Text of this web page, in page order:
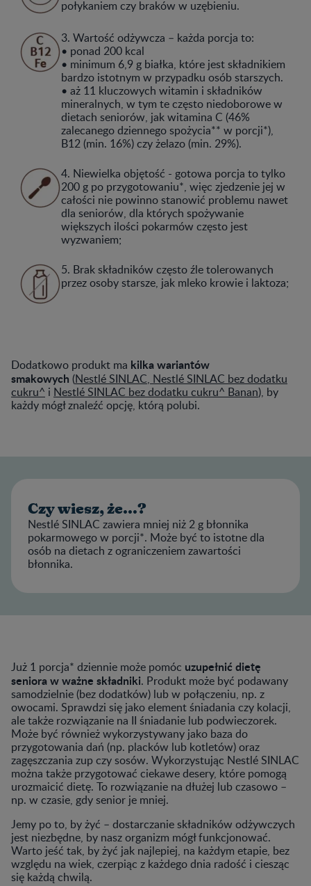
połykaniem czy braków w uzębieniu.
3. Wartość odżywcza – każda porcja to:
• ponad 200 kcal
• minimum 6,9 g białka, które jest składnikiem
bardzo istotnym w przypadku osób starszych.
• aż 11 kluczowych witamin i składników
mineralnych, w tym te często niedoborowe w
dietach seniorów, jak witamina C (46%
zalecanego dziennego spożycia** w porcji*),
B12 (min. 16%) czy żelazo (min. 29%).
4. Niewielka objętość - gotowa porcja to tylko
200 g po przygotowaniu*, więc zjedzenie jej w
całości nie powinno stanowić problemu nawet
dla seniorów, dla których spożywanie
większych ilości pokarmów często jest
wyzwaniem;
5. Brak składników często źle tolerowanych
przez osoby starsze, jak mleko krowie i laktoza;
Dodatkowo produkt ma kilka wariantów
smakowych (Nestlé SINLAC, Nestlé SINLAC bez dodatku
cukru^ i Nestlé SINLAC bez dodatku cukru^ Banan), by
każdy mógł znaleźć opcję, którą polubi.
Czy wiesz, że...?
Nestlé SINLAC zawiera mniej niż 2 g błonnika
pokarmowego w porcji*. Może być to istotne dla
osób na dietach z ograniczeniem zawartości
błonnika.
Już 1 porcja* dziennie może pomóc uzupełnić dietę
seniora w ważne składniki. Produkt może być podawany
samodzielnie (bez dodatków) lub w połączeniu, np. z
owocami. Sprawdzi się jako element śniadania czy kolacji,
ale także rozwiązanie na II śniadanie lub podwieczorek.
Może być również wykorzystywany jako baza do
przygotowania dań (np. placków lub kotletów) oraz
zagęszczania zup czy sosów. Wykorzystując Nestlé SINLAC
można także przygotować ciekawe desery, które pomogą
urozmaicić dietę. To rozwiązanie na dłużej lub czasowo –
np. w czasie, gdy senior je mniej.
Jemy po to, by żyć – dostarczanie składników odżywczych
jest niezbędne, by nasz organizm mógł funkcjonować.
Warto jeść tak, by żyć jak najlepiej, na każdym etapie, bez
względu na wiek, czerpiąc z każdego dnia radość i ciesząc
się każdą chwilą.